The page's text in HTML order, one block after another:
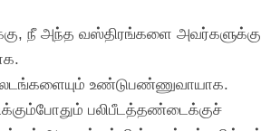
நீ அந்த வஸ்திரங்களை அவர்களுக்கு
உண்டுபண்ணுவாயாக.
பலிபீடத்தண்டைக்குச்